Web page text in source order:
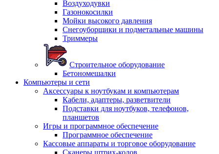
Воздуходувки
Газонокосилки
Мойки высокого давления
Снегоуборщики и подметальные машины
Триммеры
Строительное оборудование
Бетономешалки
Компьютеры и сети
Аксессуары к ноутбукам и компьютерам
Кабели, адаптеры, разветвители
Подставки для ноутбуков, телефонов,
планшетов
Игры и программное обеспечение
Программное обеспечение
Кассовые аппараты и торговое оборудование
Сканеры штрих-кодов